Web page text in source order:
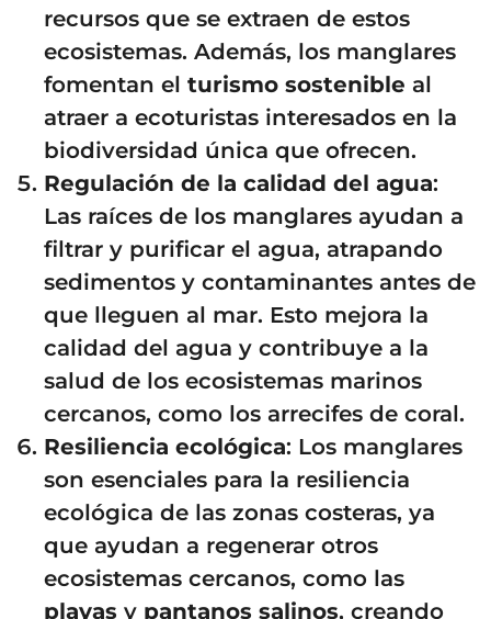
recursos que se extraen de estos
ecosistemas. Además, los manglares
fomentan el turismo sostenible al
atraer a ecoturistas interesados en la
biodiversidad única que ofrecen.
Regulación de la calidad del agua:
Las raíces de los manglares ayudan a
filtrar y purificar el agua, atrapando
sedimentos y contaminantes antes de
que lleguen al mar. Esto mejora la
calidad del agua y contribuye a la
salud de los ecosistemas marinos
cercanos, como los arrecifes de coral.
Resiliencia ecológica: Los manglares
son esenciales para la resiliencia
ecológica de las zonas costeras, ya
que ayudan a regenerar otros
ecosistemas cercanos, como las
playas y pantanos salinos, creando